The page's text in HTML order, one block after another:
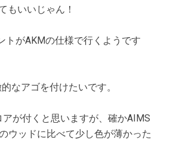
もいいじゃん！
トがAKMの仕様で行くようです
なアゴを付けたいです。
アが付くと思いますが、確かAIMS
ウッドに比べて少し色が薄かった